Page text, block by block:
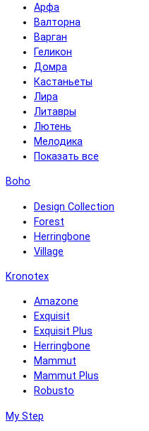
Арфа
Валторна
Варган
Геликон
Домра
Кастаньеты
Лира
Литавры
Лютень
Мелодика
Показать все
Boho
Design Collection
Forest
Herringbone
Village
Kronotex
Amazone
Exquisit
Exquisit Plus
Herringbone
Mammut
Mammut Plus
Robusto
My Step